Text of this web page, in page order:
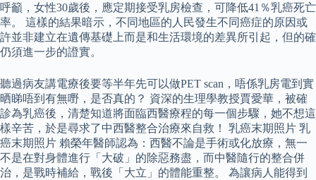
呼籲，女性30歲後，應定期接受乳房檢查，可降低41％乳癌死亡
率。 這樣的結果暗示，不同地區的人民發生不同癌症的原因或
許並非建立在遺傳基礎上而是和生活環境的差異所引起，但的確
仍須進一步的證實。
聽過病友講電療後要等半年先可以做PET scan，唔係乳房電到實
晒睇唔到有無嘢，是否真的？ 資深的生理學教授賈愛華，被確
診為乳癌後，清楚知道將面臨西醫療程的每一個步驟，她不想這
樣辛苦，於是尋求了中西醫整合治療來自救！ 乳癌末期照片 乳
癌末期照片 賴榮年醫師認為：西醫不論是手術或化放療，無一
不是在對身體進行「大破」的除惡務盡，而中醫隨行的整合併
治，是戰時補給，戰後「大立」的體能重整。 為讓病人能得到